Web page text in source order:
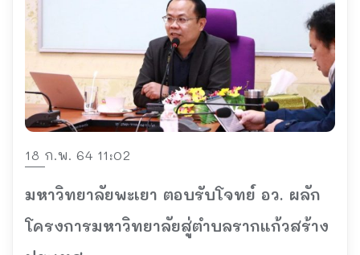
18 ก.พ. 64 11:02
มหาวิทยาลัยพะเยา ตอบรับโจทย์ อว. ผลัก
โครงการมหาวิทยาลัยสู่ตำบลรากแก้วสร้าง